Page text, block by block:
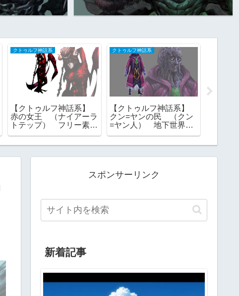
クトゥルフ神話系
【クトゥルフ神話系】
赤の女王 （ナイアーラ
トテップ） フリー素
クトゥルフ神話系
【クトゥルフ神話系】
クン=ヤンの民 （クン
=ヤン人） 地下世界
スポンサーリンク
新着記事